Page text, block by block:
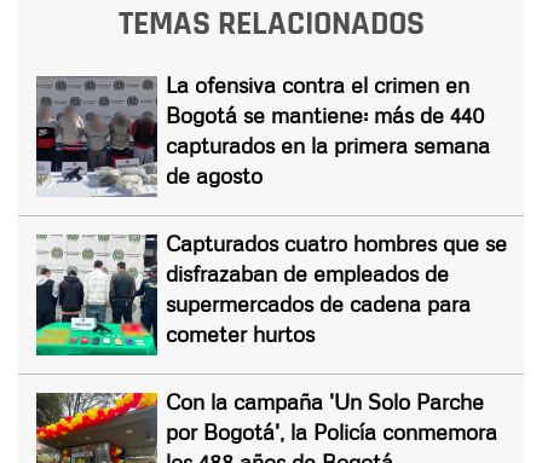
TEMAS RELACIONADOS
La ofensiva contra el crimen en
Bogotá se mantiene: más de 440
capturados en la primera semana
de agosto
Capturados cuatro hombres que se
disfrazaban de empleados de
supermercados de cadena para
cometer hurtos
Con la campaña 'Un Solo Parche
por Bogotá', la Policía conmemora